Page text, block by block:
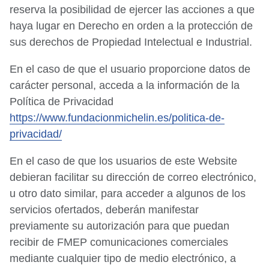
reserva la posibilidad de ejercer las acciones a que
haya lugar en Derecho en orden a la protección de
sus derechos de Propiedad Intelectual e Industrial.
En el caso de que el usuario proporcione datos de
carácter personal, acceda a la información de la
Política de Privacidad
https://www.fundacionmichelin.es/politica-de-
privacidad/
En el caso de que los usuarios de este Website
debieran facilitar su dirección de correo electrónico,
u otro dato similar, para acceder a algunos de los
servicios ofertados, deberán manifestar
previamente su autorización para que puedan
recibir de FMEP comunicaciones comerciales
mediante cualquier tipo de medio electrónico, a